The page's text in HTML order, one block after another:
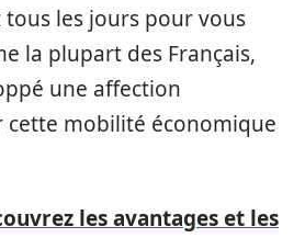
les jours pour vous
la plupart des Français,
une affection
mobilité économique
les avantages et les